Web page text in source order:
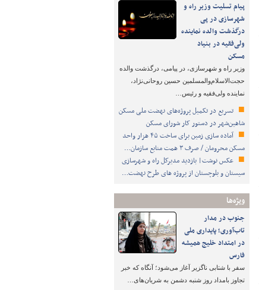
پیام تسلیت وزیر راه و
شهرسازی در پی
درگذشت والده نماینده
ولی‌فقیه در بنیاد
مسکن
وزیر راه و شهرسازی، در پیامی، درگذشت والده
حجت‌الاسلام‌والمسلمین حسین روحانی‌نژاد،
نماینده ولی‌فقیه و رئیس…
تسریع در تکمیل پروژه‌های نهضت ملی مسکن
شاهین‌شهر در دستور کار شورای مسکن
آماده سازی زمین برای ساخت ۴۵ هزار واحد
مسکن محرومان / صرف ۳ همت منابع سازمان…
عکس نوشت| بازدید مدیرکل راه و شهرسازی
سیستان و بلوچستان از پروژه های طرح نهضت…
ویژه‌ها
جنوب در مدار
تاب‌آوری؛ پایداری ملی
در امتداد خلیج همیشه
فارس
سفر با شتابی ناگزیر آغاز می‌شود؛ آنگاه که خبر
تجاوز بامداد روز شنبه دشمن به شریان‌های…